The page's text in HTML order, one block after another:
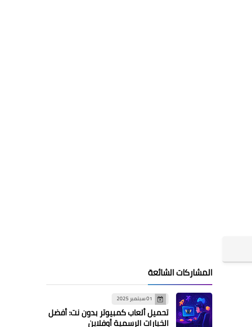
المشاركات الشائعة
01 سبتمبر 2025
تحميل ألعاب كمبيوتر بدون نت: أفضل
الخيارات الرسمية أوفلاين